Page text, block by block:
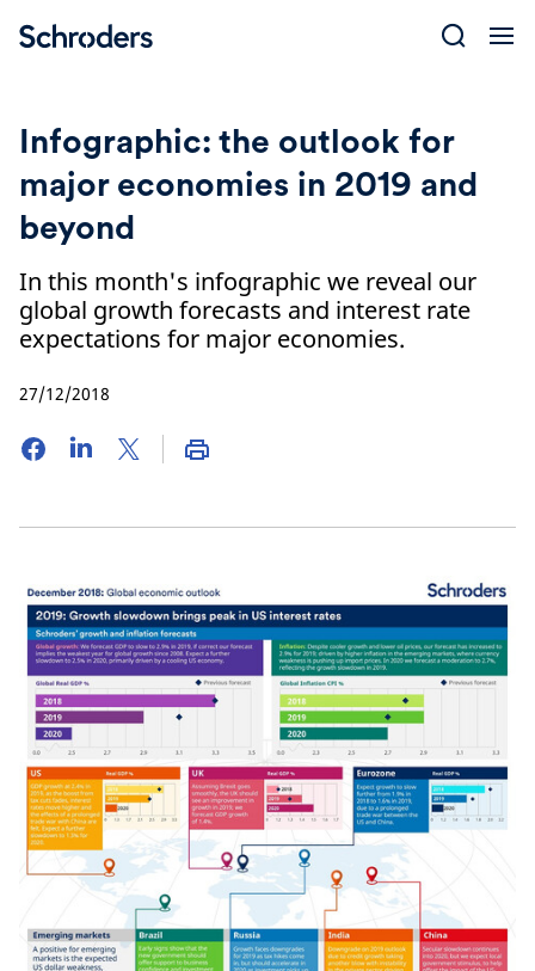
Infographic: the outlook for
major economies in 2019 and
beyond
In this month's infographic we reveal our
global growth forecasts and interest rate
expectations for major economies.
27/12/2018